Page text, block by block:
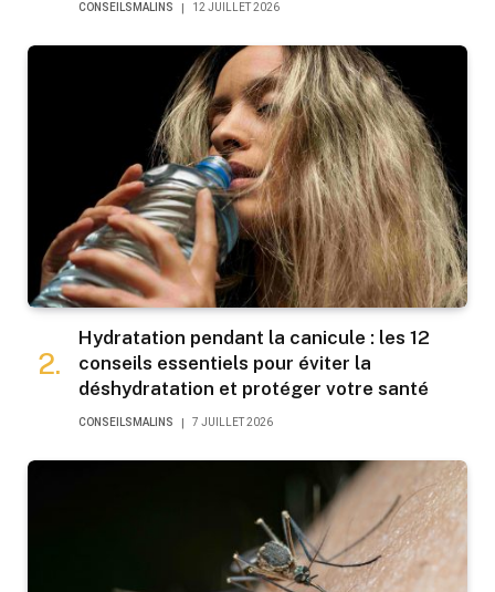
CONSEILSMALINS 12 JUILLET 2026
Hydratation pendant la canicule : les 12
conseils essentiels pour éviter la
déshydratation et protéger votre santé
CONSEILSMALINS 7 JUILLET 2026